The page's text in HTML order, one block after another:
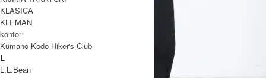
KLASICA
KLEMAN
kontor
Kumano Kodo Hiker's Club
L
L.L.Bean